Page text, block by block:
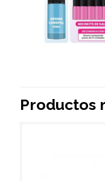
Productos